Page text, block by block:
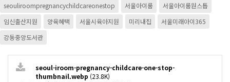
seouliroompregnancychildcareonestop
서울아이룸
서울아이룸원스톱
임신출산지원
양육혜택 서울시육아지원 미리내집
서울미래아이365
강동중앙도서관
seoul-iroom-pregnancy-childcare-one-stop-
thumbnail.webp (23.8K)